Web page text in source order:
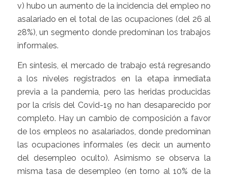
v) hubo un aumento de la incidencia del empleo no
asalariado en el total de las ocupaciones (del 26 al
28%), un segmento donde predominan los trabajos
informales.
En síntesis, el mercado de trabajo está regresando
a los niveles registrados en la etapa inmediata
previa a la pandemia, pero las heridas producidas
por la crisis del Covid-19 no han desaparecido por
completo. Hay un cambio de composición a favor
de los empleos no asalariados, donde predominan
las ocupaciones informales (es decir. un aumento
del desempleo oculto). Asimismo se observa la
misma tasa de desempleo (en torno al 10% de la